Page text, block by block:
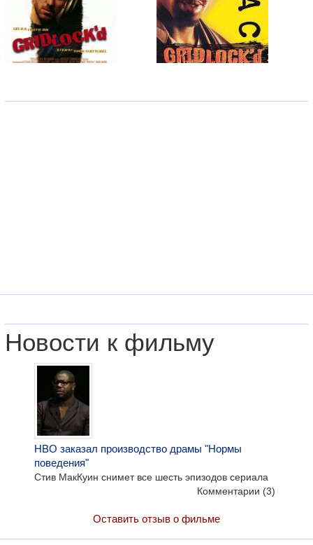
Новости к фильму
HBO заказал производство драмы "Нормы
поведения"
Стив МакКуин снимет все шесть эпизодов сериала
Комментарии (3)
Оставить отзыв о фильме